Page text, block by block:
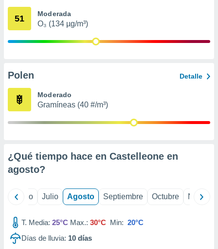
mediante
publicidad
de
51 Moderada
O₃ (134 µg/m³)
Polen Detalle
Moderado
Gramíneas (40 #/m³)
¿Qué tiempo hace en Castelleone en
agosto?
Junio Julio Agosto Septiembre Octubre
T. Media: 25°C Max.: 30°C Min: 20°C
Días de lluvia: 10 días